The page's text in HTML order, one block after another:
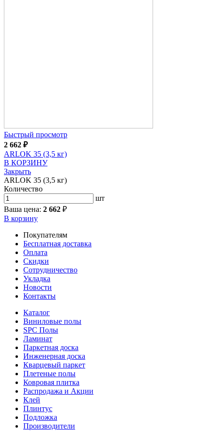
Быстрый просмотр
2 662 ₽
ARLOK 35 (3,5 кг)
В КОРЗИНУ
Закрыть
ARLOK 35 (3,5 кг)
Количество
шт
Ваша цена: 2 662 ₽
В корзину
Покупателям
Бесплатная доставка
Оплата
Скидки
Сотрудничество
Укладка
Новости
Контакты
Каталог
Виниловые полы
SPC Полы
Ламинат
Паркетная доска
Инженерная доска
Кварцевый паркет
Плетеные полы
Ковровая плитка
Распродажа и Акции
Клей
Плинтус
Подложка
Производители